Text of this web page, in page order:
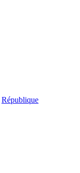
République